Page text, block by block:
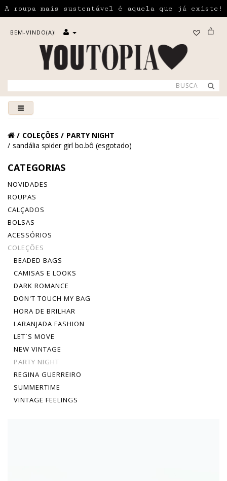
A roupa mais sustentável é aquela que já existe!
BEM-VINDO(A)!
COLEÇÕES
PARTY NIGHT
sandália spider girl bo.bô (esgotado)
CATEGORIAS
NOVIDADES
ROUPAS
CALÇADOS
BOLSAS
ACESSÓRIOS
COLEÇÕES
BEADED BAGS
CAMISAS E LOOKS
DARK ROMANCE
DON'T TOUCH MY BAG
HORA DE BRILHAR
LARANJADA FASHION
LET`S MOVE
NEW VINTAGE
PARTY NIGHT
REGINA GUERREIRO
SUMMERTIME
VINTAGE FEELINGS